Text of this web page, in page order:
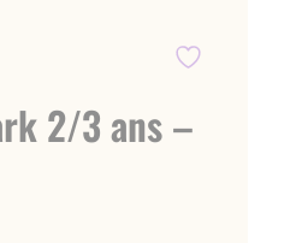
2/3 ans –